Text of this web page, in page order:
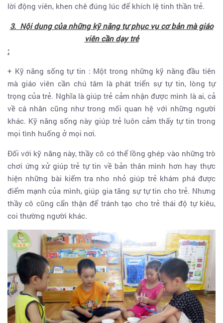
lời động viên, khen chê đúng lúc để khích lệ tinh thần trẻ.
3. Nội dung của những kỹ năng tự phục vụ cơ bản mà giáo
viên cần dạy trẻ
:
+ Kỹ năng sống tự tin : Một trong những kỹ năng đầu tiên
mà giáo viên cần chú tâm là phát triển sự tự tin, lòng tự
trọng của trẻ. Nghĩa là giúp trẻ cảm nhận được mình là ai, cả
về cá nhân cũng như trong mối quan hệ với những người
khác. Kỹ năng sống này giúp trẻ luôn cảm thấy tự tin trong
mọi tình huống ở mọi nơi.
Đối với kỹ năng này, thầy cô có thể lồng ghép vào những trò
chơi ứng xử giúp trẻ tự tin về bản thân mình hơn hay thực
hiện những bài kiểm tra nho nhỏ giúp trẻ khám phá được
điểm mạnh của mình, giúp gia tăng sự tự tin cho trẻ. Nhưng
thầy cô cũng cẩn thận để tránh tạo cho trẻ thái độ tự kiêu,
coi thường người khác.